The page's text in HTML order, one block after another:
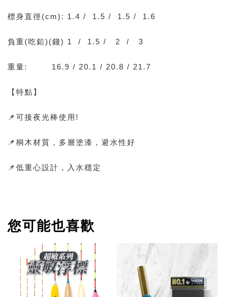
標身直徑(cm): 1.4 / 1.5 / 1.5 / 1.6
負重(吃鉛)(錢) 1 / 1.5 / 2 / 3
重量: 16.9 / 20.1 / 20.8 / 21.7
【特點】
📌可接夜光棒使用!
📌桐木材質，多層塗漆，避水性好
📌低重心設計，入水穩定
您可能也喜歡